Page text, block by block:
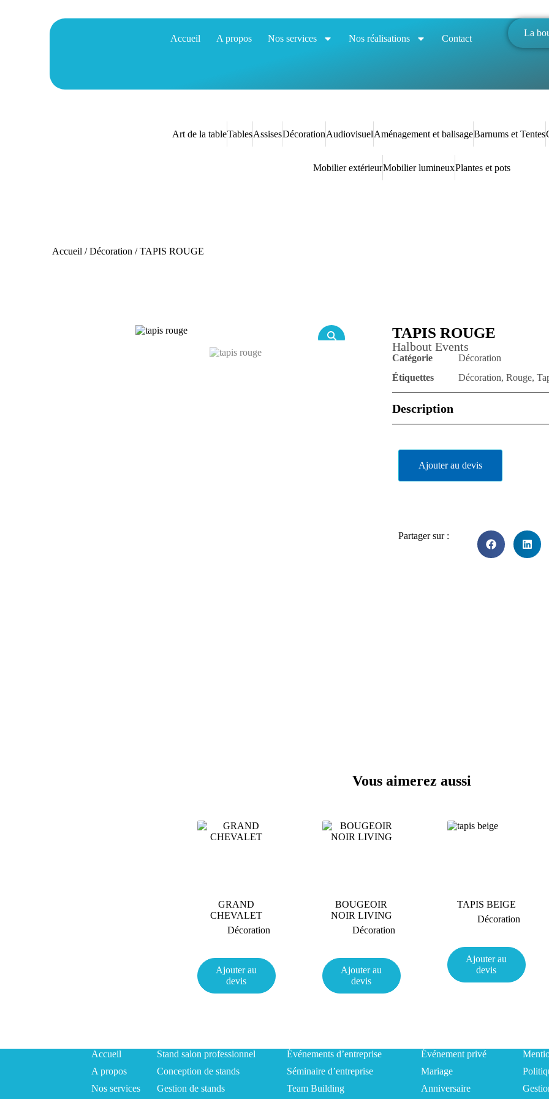
Accueil A propos Nos services Nos réalisations Contact
La
Art de la tableTablesAssisesDécorationAudiovisuelAménagement et balisageBarnums et Tentes
Mobilier extérieurMobilier lumineuxPlantes et pots
Accueil /Décoration / TAPIS ROUGE
TAPIS ROUGE
Halbout Events
Catégorie
Décoration
Étiquettes
Décoration, Rouge,
Description
Ajouter au devis
Partager sur :
Vous aimerez aussi
GRAND
CHEVALET
Décoration
Ajouter au
devis
BOUGEOIR
NOIR LIVING
Décoration
Ajouter au
devis
TAPIS BEIGE
Décoration
Ajouter au
devis
Accueil
A propos
Nos services
Stand salon professionnel
Conception de stands
Gestion de stands
Événements d’entreprise
Séminaire d’entreprise
Team Building
Événement privé
Mariage
Anniversaire